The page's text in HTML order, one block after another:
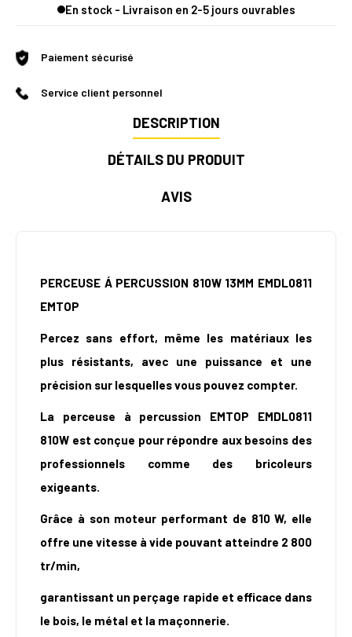
En stock - Livraison en 2-5 jours ouvrables
Paiement sécurisé
Service client personnel
DESCRIPTION
DÉTAILS DU PRODUIT
AVIS
PERCEUSE Á PERCUSSION 810W 13MM EMDL0811
EMTOP
Percez sans effort, même les matériaux les
plus résistants, avec une puissance et une
précision sur lesquelles vous pouvez compter.
La perceuse à percussion EMTOP EMDL0811
810W est conçue pour répondre aux besoins des
professionnels comme des bricoleurs
exigeants.
Grâce à son moteur performant de 810 W, elle
offre une vitesse à vide pouvant atteindre 2 800
tr/min,
garantissant un perçage rapide et efficace dans
le bois, le métal et la maçonnerie.